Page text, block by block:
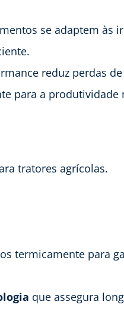
se adaptem às
reduz perdas
para a produtividade
tratores agrícolas.
termicamente para
que assegura